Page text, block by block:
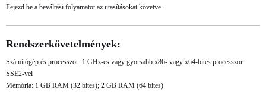
Fejezd be a beváltási folyamatot az utasításokat követve.
Rendszerkövetelmények:
Számítógép és processzor: 1 GHz-es vagy gyorsabb x86- vagy x64-bites processzor
SSE2-vel
Memória: 1 GB RAM (32 bites); 2 GB RAM (64 bites)